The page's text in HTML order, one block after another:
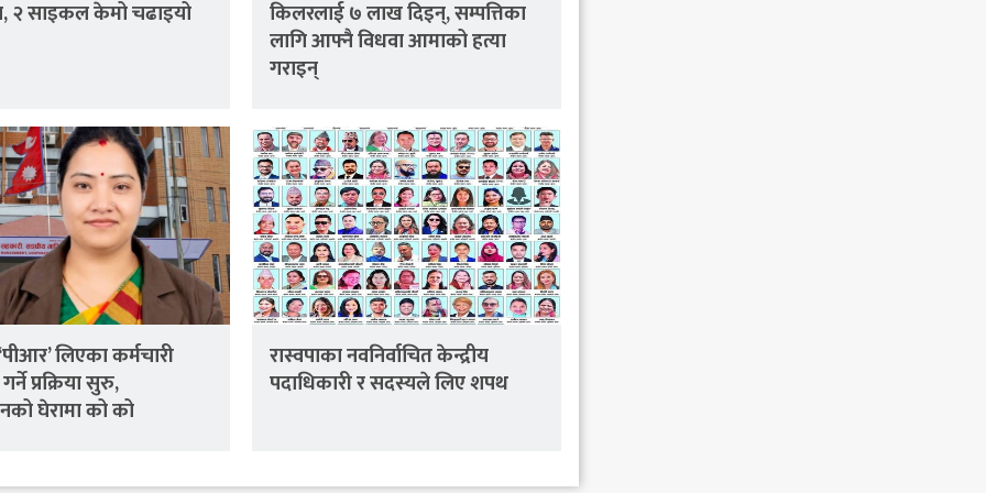
२ साइकल केमो चढाइयो
किलरलाई ७ लाख दिइन्, सम्पत्तिका
लागि आफ्नै विधवा आमाको हत्या
गराइन्
लिएका कर्मचारी
प्रक्रिया सुरु,
घेरामा को को
रास्वपाका नवनिर्वाचित केन्द्रीय
पदाधिकारी र सदस्यले लिए शपथ